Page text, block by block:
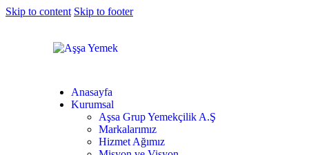
Skip to content Skip to footer
Anasayfa
Kurumsal
Aşsa Grup Yemekçilik A.Ş
Markalarımız
Hizmet Ağımız